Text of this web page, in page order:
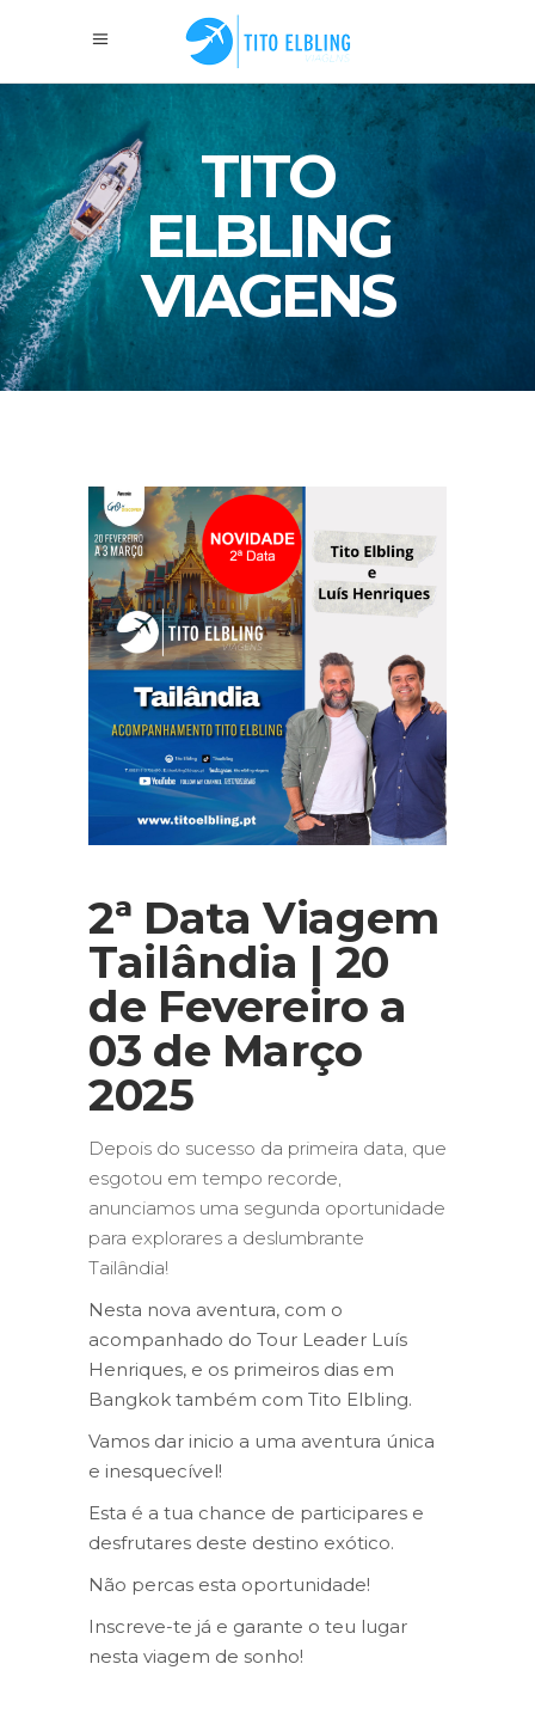
TITO
ELBLING
VIAGENS
2ª Data Viagem
Tailândia | 20
de Fevereiro a
03 de Março
2025
Depois do sucesso da primeira data, que
esgotou em tempo recorde,
anunciamos uma segunda oportunidade
para explorares a deslumbrante
Tailândia!
Nesta nova aventura, com o
acompanhado do Tour Leader Luís
Henriques, e os primeiros dias em
Bangkok também com Tito Elbling.
Vamos dar inicio a uma aventura única
e inesquecível!
Esta é a tua chance de participares e
desfrutares deste destino exótico.
Não percas esta oportunidade!
Inscreve-te já e garante o teu lugar
nesta viagem de sonho!